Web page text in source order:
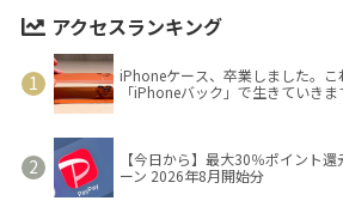
アクセスランキング
iPhoneケース、卒業しました。
「iPhoneバック」で生きていきま
【今日から】最大30％ポイント
ーン 2026年8月開始分